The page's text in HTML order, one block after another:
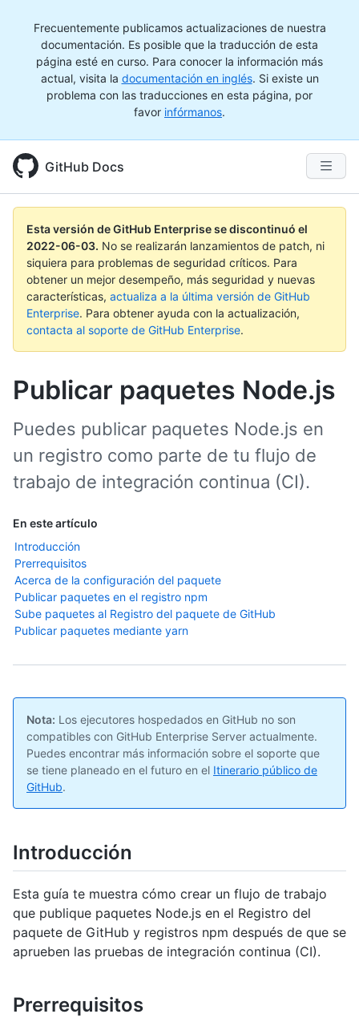
Frecuentemente publicamos actualizaciones de nuestra
documentación. Es posible que la traducción de esta
página esté en curso. Para conocer la información más
actual, visita la documentación en inglés. Si existe un
problema con las traducciones en esta página, por
favor infórmanos.
GitHub Docs
Esta versión de GitHub Enterprise se discontinuó el
2022-06-03. No se realizarán lanzamientos de patch, ni
siquiera para problemas de seguridad críticos. Para
obtener un mejor desempeño, más seguridad y nuevas
características, actualiza a la última versión de GitHub
Enterprise. Para obtener ayuda con la actualización,
contacta al soporte de GitHub Enterprise.
Publicar paquetes Node.js
En este artículo
Introducción
Prerrequisitos
Acerca de la configuración del paquete
Publicar paquetes en el registro npm
Sube paquetes al Registro del paquete de GitHub
Publicar paquetes mediante yarn
Puedes publicar paquetes Node.js en
un registro como parte de tu flujo de
trabajo de integración continua (CI).
Nota: Los ejecutores hospedados en GitHub no son
compatibles con GitHub Enterprise Server actualmente.
Puedes encontrar más información sobre el soporte que
se tiene planeado en el futuro en el Itinerario público de
GitHub.
Introducción
Esta guía te muestra cómo crear un flujo de trabajo
que publique paquetes Node.js en el Registro del
paquete de GitHub y registros npm después de que se
aprueben las pruebas de integración continua (CI).
Prerrequisitos